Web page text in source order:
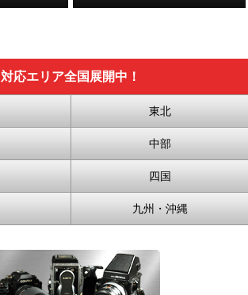
対応エリア全国展開中！
東北
中部
四国
九州・沖縄